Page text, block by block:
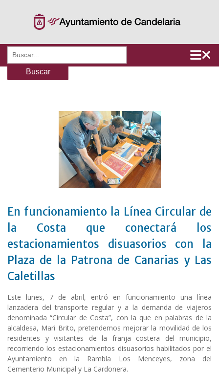
Buscar:
En funcionamiento la Línea Circular de
la Costa que conectará los
estacionamientos disuasorios con la
Plaza de la Patrona de Canarias y Las
Caletillas
Este lunes, 7 de abril, entró en funcionamiento una línea
lanzadera del transporte regular y a la demanda de viajeros
denominada “Circular de Costa”, con la que en palabras de la
alcaldesa, Mari Brito, pretendemos mejorar la movilidad de los
residentes y visitantes de la franja costera del municipio,
recorriendo los estacionamientos disuasorios habilitados por el
Ayuntamiento en la Rambla Los Menceyes, zona del
Cementerio Municipal y La Cardonera.